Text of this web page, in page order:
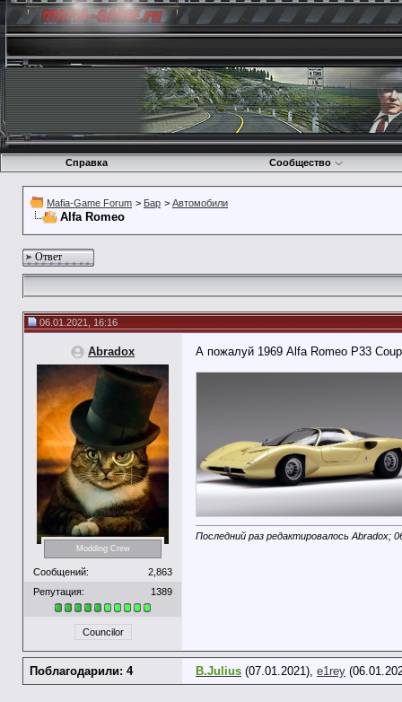
Справка Сообщество
Mafia-Game Forum > Бар > Автомобили
Alfa Romeo
Ответ
06.01.2021, 16:16
Abradox
Modding Crew
Сообщений:
2,863
Репутация:
1389
Councilor
А пожалуй 1969 Alfa Romeo P33
Последний раз редактировалось Abradox;
Поблагодарили: 4 B.Julius (07.01.2021), e1rey